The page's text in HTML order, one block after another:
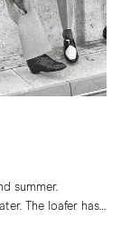
summer.
The loafer has